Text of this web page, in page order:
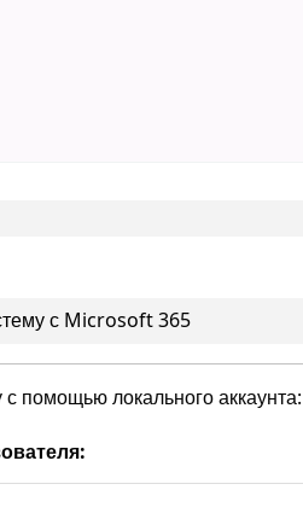
с Microsoft 365
помощью локального аккаунта: